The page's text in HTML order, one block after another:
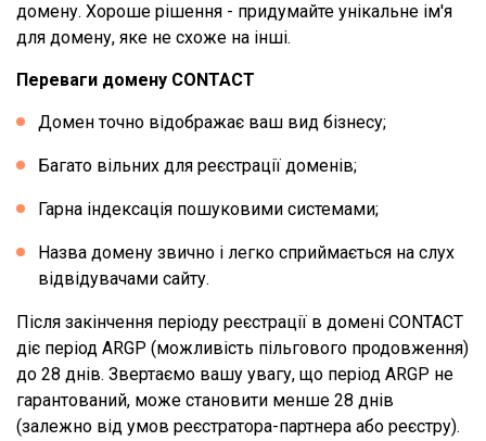
домену. Хороше рішення - придумайте унікальне ім'я
для домену, яке не схоже на інші.
Переваги домену CONTACT
Домен точно відображає ваш вид бізнесу;
Багато вільних для реєстрації доменів;
Гарна індексація пошуковими системами;
Назва домену звично і легко сприймається на слух
відвідувачами сайту.
Після закінчення періоду реєстрації в домені CONTACT
діє період ARGP (можливість пільгового продовження)
до 28 днів. Звертаємо вашу увагу, що період ARGP не
гарантований, може становити менше 28 днів
(залежно від умов реєстратора-партнера або реєстру).